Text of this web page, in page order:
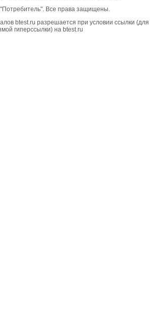
Все права защищены.
btest.ru разрешается при условии ссылки (для
гиперссылки) на btest.ru